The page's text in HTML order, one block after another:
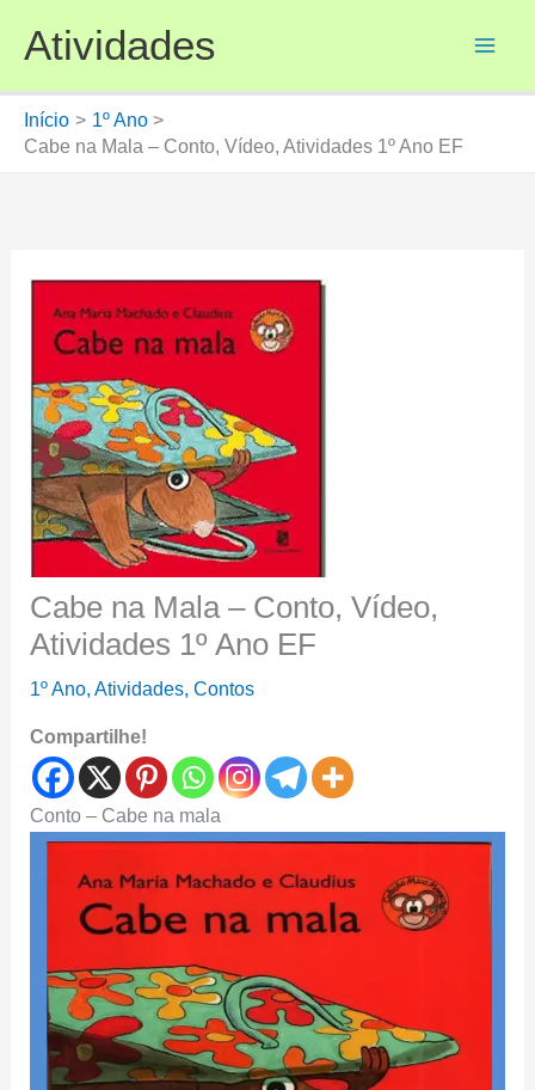
para
conteúdo
Atividades
Início
1º Ano
Cabe na Mala – Conto, Vídeo, Atividades 1º Ano EF
Cabe na Mala – Conto, Vídeo,
Atividades 1º Ano EF
1º Ano, Atividades, Contos
Compartilhe!
Conto – Cabe na mala